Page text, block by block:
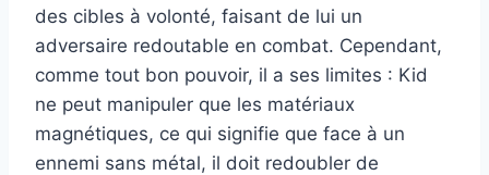
des cibles à volonté, faisant de lui un
adversaire redoutable en combat. Cependant,
comme tout bon pouvoir, il a ses limites : Kid
ne peut manipuler que les matériaux
magnétiques, ce qui signifie que face à un
ennemi sans métal, il doit redoubler de